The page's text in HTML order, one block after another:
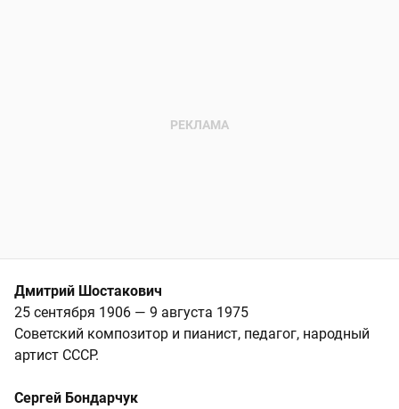
Дмитрий Шостакович
25 сентября 1906 — 9 августа 1975
Советский композитор и пианист, педагог, народный
артист СССР.
Сергей Бондарчук